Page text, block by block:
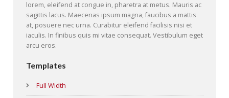
lorem, eleifend at congue in, pharetra at metus. Mauris ac
sagittis lacus. Maecenas ipsum magna, faucibus a mattis
at, posuere nec urna. Curabitur eleifend facilisis nisi et
iaculis. In finibus quis mi vitae consequat. Vestibulum eget
arcu eros.
Templates
Full Width